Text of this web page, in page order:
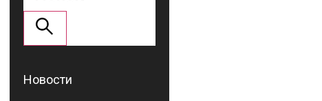
Новости